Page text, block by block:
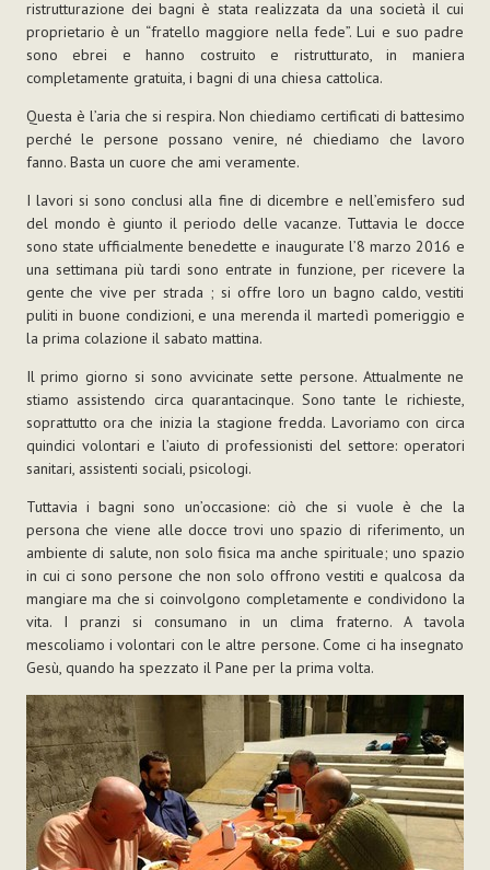
ristrutturazione dei bagni è stata realizzata da una società il cui
proprietario è un “fratello maggiore nella fede”. Lui e suo padre
sono ebrei e hanno costruito e ristrutturato, in maniera
completamente gratuita, i bagni di una chiesa cattolica.
Questa è l’aria che si respira. Non chiediamo certificati di battesimo
perché le persone possano venire, né chiediamo che lavoro
fanno. Basta un cuore che ami veramente.
I lavori si sono conclusi alla fine di dicembre e nell’emisfero sud
del mondo è giunto il periodo delle vacanze. Tuttavia le docce
sono state ufficialmente benedette e inaugurate l’8 marzo 2016 e
una settimana più tardi sono entrate in funzione, per ricevere la
gente che vive per strada ; si offre loro un bagno caldo, vestiti
puliti in buone condizioni, e una merenda il martedì pomeriggio e
la prima colazione il sabato mattina.
Il primo giorno si sono avvicinate sette persone. Attualmente ne
stiamo assistendo circa quarantacinque. Sono tante le richieste,
soprattutto ora che inizia la stagione fredda. Lavoriamo con circa
quindici volontari e l’aiuto di professionisti del settore: operatori
sanitari, assistenti sociali, psicologi.
Tuttavia i bagni sono un’occasione: ciò che si vuole è che la
persona che viene alle docce trovi uno spazio di riferimento, un
ambiente di salute, non solo fisica ma anche spirituale; uno spazio
in cui ci sono persone che non solo offrono vestiti e qualcosa da
mangiare ma che si coinvolgono completamente e condividono la
vita. I pranzi si consumano in un clima fraterno. A tavola
mescoliamo i volontari con le altre persone. Come ci ha insegnato
Gesù, quando ha spezzato il Pane per la prima volta.